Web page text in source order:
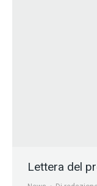
Lettera del